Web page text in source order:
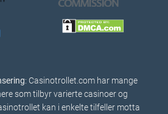
: Casinotrollet.com har mange
som tilbyr varierte casinoer og
kan i enkelte tilfeller motta